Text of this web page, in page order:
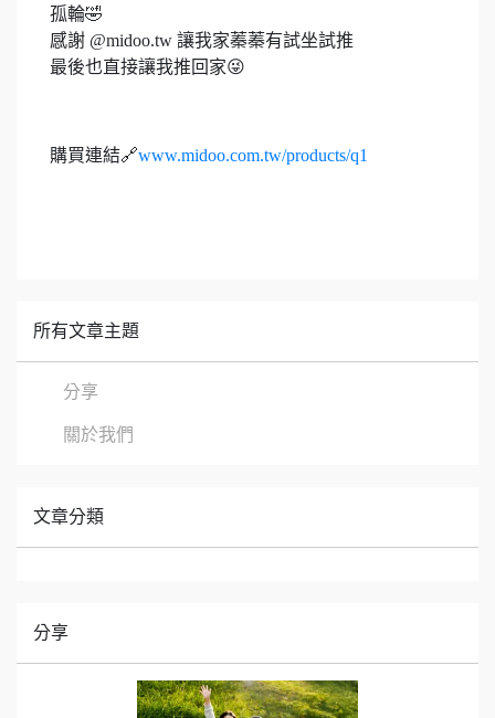
孤輪🤣
感謝 @midoo.tw 讓我家蓁蓁有試坐試推
最後也直接讓我推回家😜
購買連結🔗www.midoo.com.tw/products/q1
所有文章主題
分享
關於我們
文章分類
分享